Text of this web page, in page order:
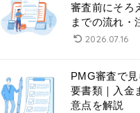
審査前にそろ
までの流れ・
2026.07.16
PMG審査で
要書類｜入金
意点を解説